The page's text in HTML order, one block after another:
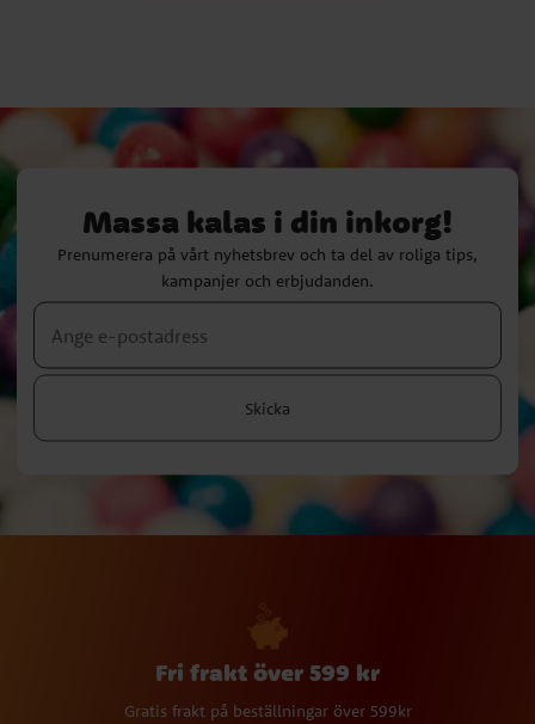
Massa kalas i din inkorg!
Prenumerera på vårt nyhetsbrev och ta del av roliga tips,
kampanjer och erbjudanden.
Skicka
Fri frakt över 599 kr
Gratis frakt på beställningar över 599kr